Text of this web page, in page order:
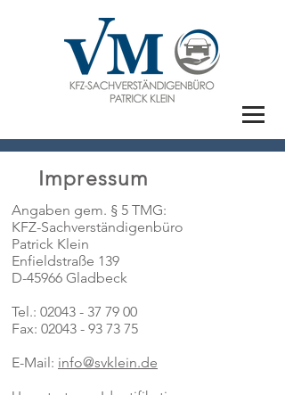
Impressum
Angaben gem. § 5 TMG:
KFZ-Sachverständigenbüro
Patrick Klein
Enfieldstraße 139
D-45966 Gladbeck
Tel.: 02043 - 37 79 00
Fax: 02043 - 93 73 75
E-Mail: info@svklein.de